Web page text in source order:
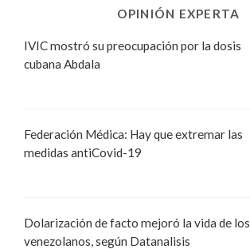
OPINIÓN EXPERTA
IVIC mostró su preocupación por la dosis
cubana Abdala
Federación Médica: Hay que extremar las
medidas antiCovid-19
Dolarización de facto mejoró la vida de los
venezolanos, según Datanalisis